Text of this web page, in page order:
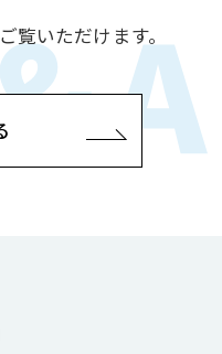
覧いただけます。